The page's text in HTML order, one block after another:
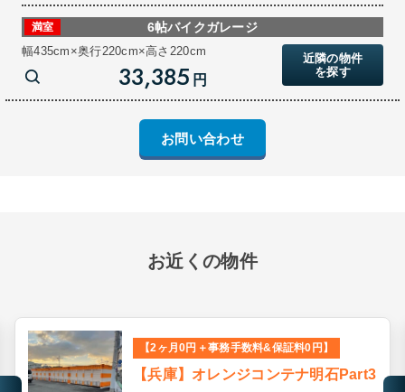
6帖バイクガレージ
幅435cm×奥行220cm×高さ220cm
満室
33,385 円
近隣の物件
を探す
お問い合わせ
お近くの物件
【2ヶ月0円＋事務手数料&保証料0円】
【兵庫】オレンジコンテナ明石Part3